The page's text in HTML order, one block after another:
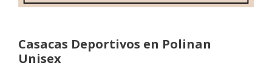
Casacas Deportivos en Polinan
Unisex